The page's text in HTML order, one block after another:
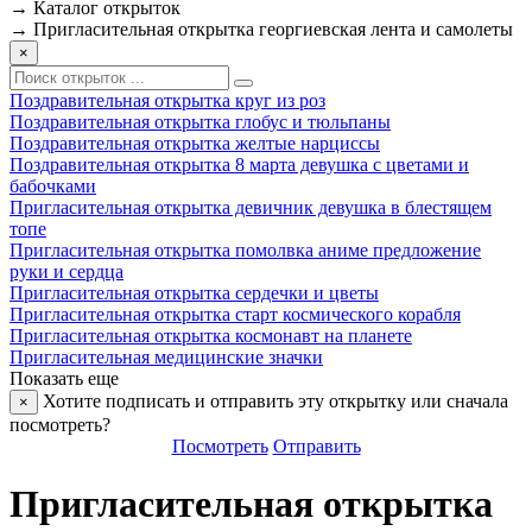
→ Каталог открыток
→ Пригласительная открытка георгиевская лента и самолеты
×
Поздравительная открытка круг из роз
Поздравительная открытка глобус и тюльпаны
Поздравительная открытка желтые нарциссы
Поздравительная открытка 8 марта девушка с цветами и
бабочками
Пригласительная открытка девичник девушка в блестящем
топе
Пригласительная открытка помолвка аниме предложение
руки и сердца
Пригласительная открытка сердечки и цветы
Пригласительная открытка старт космического корабля
Пригласительная открытка космонавт на планете
Пригласительная медицинские значки
Показать еще
×
Хотите подписать и отправить эту открытку или сначала
посмотреть?
Посмотреть Отправить
Пригласительная открытка